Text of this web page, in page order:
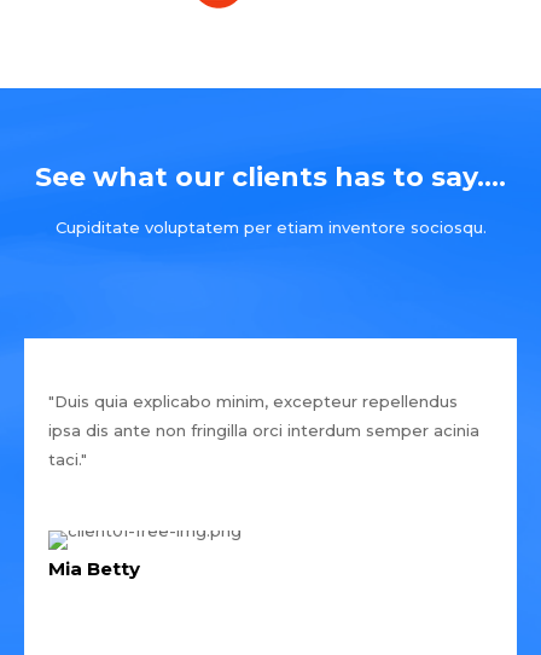
See what our clients has to say....
Cupiditate voluptatem per etiam inventore sociosqu.
"Duis quia explicabo minim, excepteur repellendus
ipsa dis ante non fringilla orci interdum semper acinia
taci."
Mia Betty